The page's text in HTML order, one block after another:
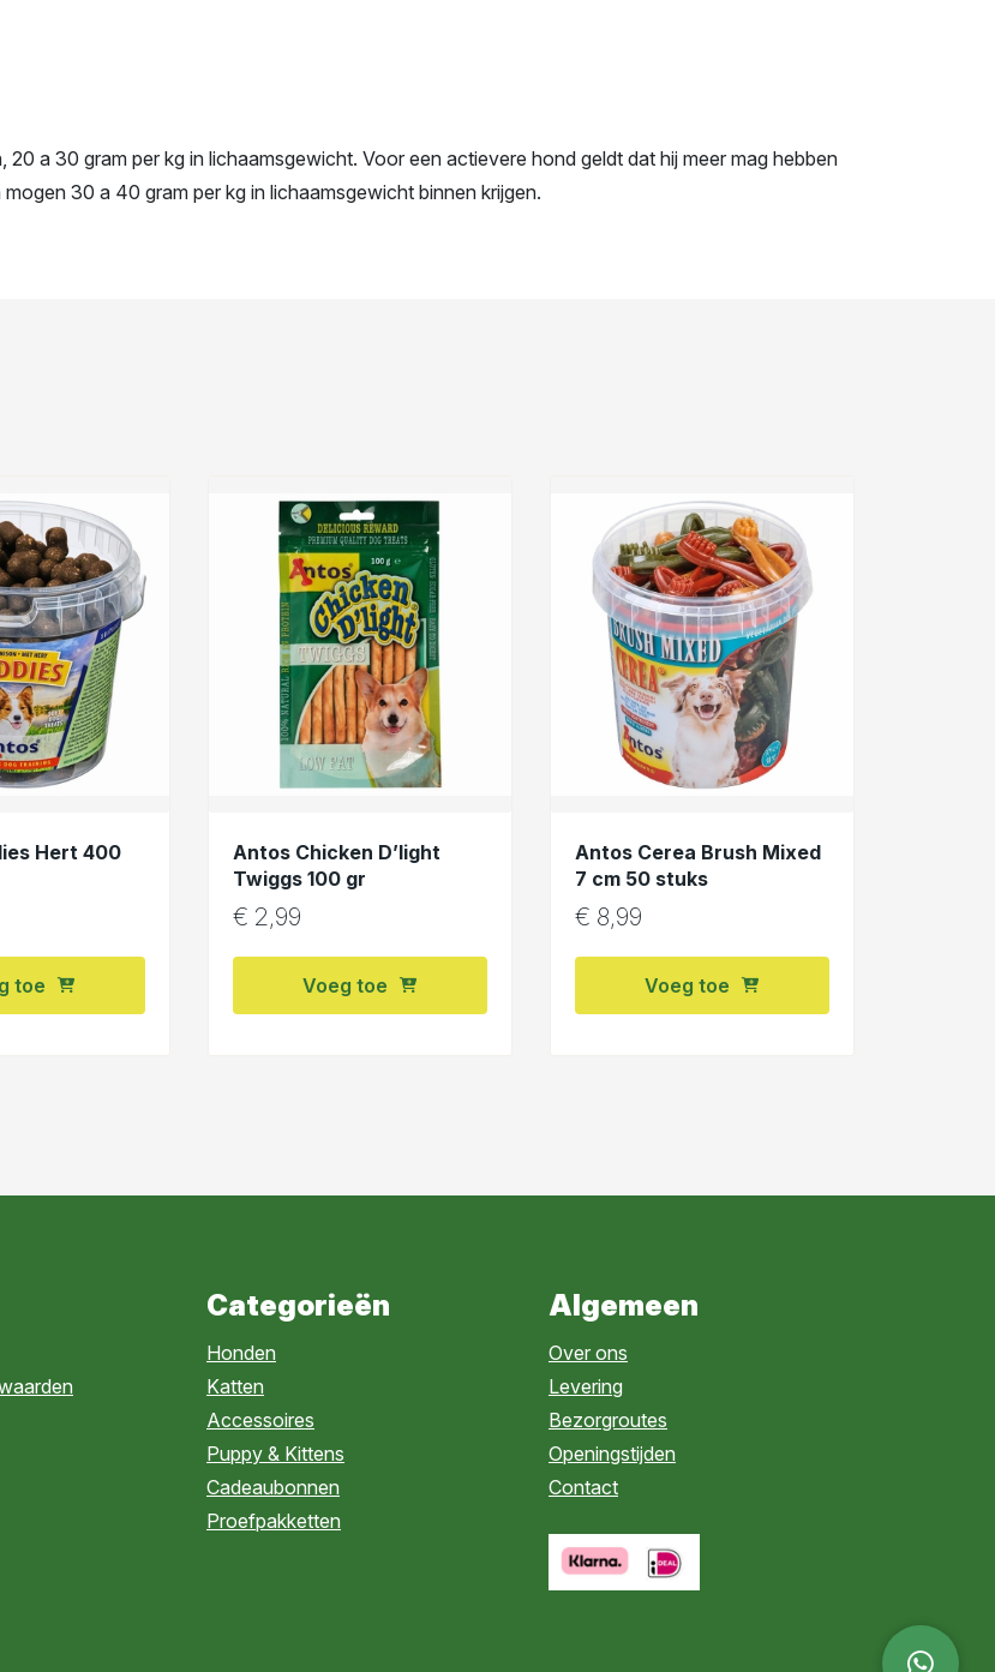
a 30 gram per kg in lichaamsgewicht. Voor een actievere hond geldt dat hij meer mag hebben
30 a 40 gram per kg in lichaamsgewicht binnen krijgen.
Hert 400
toe
Antos Chicken D’light
Twiggs 100 gr
€ 2,99
Voeg toe
Antos Cerea Brush Mixed
7 cm 50 stuks
€ 8,99
Voeg toe
Categorieën
Honden
Katten
Accessoires
Puppy & Kittens
Cadeaubonnen
Proefpakketten
Algemeen
Over ons
Levering
Bezorgroutes
Openingstijden
Contact